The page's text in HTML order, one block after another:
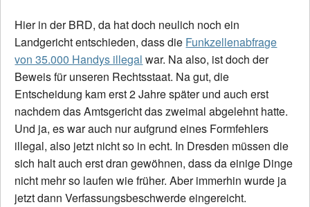
Hier in der BRD, da hat doch neulich noch ein
Landgericht entschieden, dass die Funkzellenabfrage
von 35.000 Handys illegal war. Na also, ist doch der
Beweis für unseren Rechtsstaat. Na gut, die
Entscheidung kam erst 2 Jahre später und auch erst
nachdem das Amtsgericht das zweimal abgelehnt hatte.
Und ja, es war auch nur aufgrund eines Formfehlers
illegal, also jetzt nicht so in echt. In Dresden müssen die
sich halt auch erst dran gewöhnen, dass da einige Dinge
nicht mehr so laufen wie früher. Aber immerhin wurde ja
jetzt dann Verfassungsbeschwerde eingereicht.